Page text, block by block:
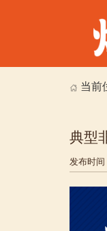
当前
典型
发布时间